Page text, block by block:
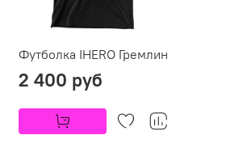
Футболка IHERO Гремлин
2 400 руб